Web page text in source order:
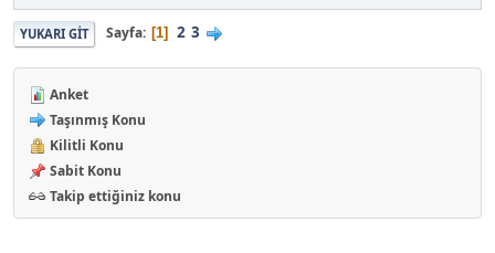
YUKARI GIT Sayfa 1 2 3
Anket
Taşınmış Konu
Kilitli Konu
Sabit Konu
Takip ettiğiniz konu